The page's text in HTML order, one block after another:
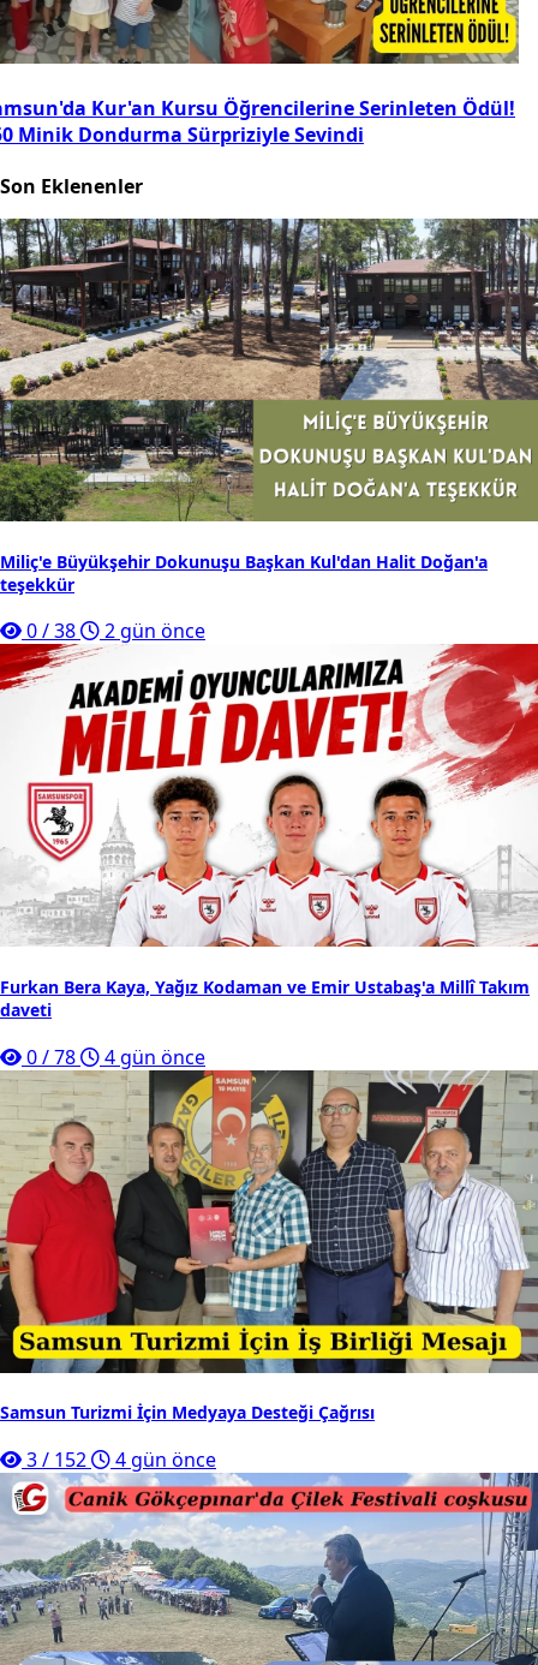
Kur'an Kursu Öğrencilerine Serinleten Ödül!
Minik Dondurma Sürpriziyle Sevindi
Son Eklenenler
Miliç'e Büyükşehir Dokunuşu Başkan Kul'dan Halit Doğan'a
teşekkür
0/38 2 gün önce
Furkan Bera Kaya, Yağız Kodaman ve Emir Ustabaş'a Millî Takım
daveti
0/78 4 gün önce
Samsun Turizmi İçin Medyaya Desteği Çağrısı
3/ 152 4 gün önce